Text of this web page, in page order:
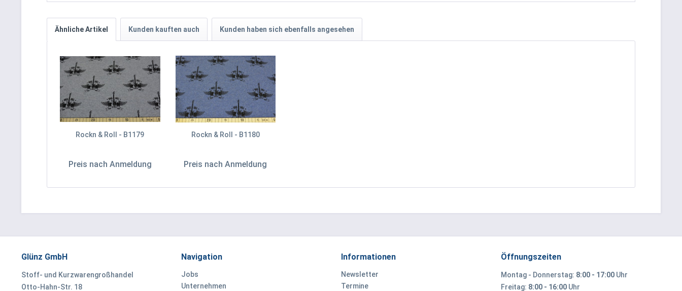
Ähnliche Artikel Kunden kauften auch Kunden haben sich ebenfalls angesehen
Rockn & Roll - B1179
Preis nach Anmeldung
Rockn & Roll - B1180
Preis nach Anmeldung
Glünz GmbH
Stoff- und Kurzwarengroßhandel
Otto-Hahn-Str. 18
Navigation
Jobs
Unternehmen
Informationen
Newsletter
Termine
Öffnungszeiten
Montag - Donnerstag: 8:00 - 17:00 Uhr
Freitag: 8:00 - 16:00 Uhr